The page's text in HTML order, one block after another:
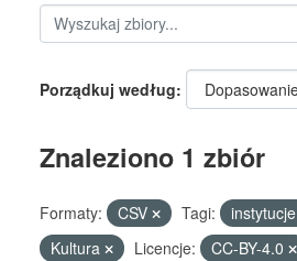
Porządkuj według
Znaleziono 1 zbiór
Formaty: CSV Tagi: instytucje
Kultura
Licencje:
CC-BY-4.0